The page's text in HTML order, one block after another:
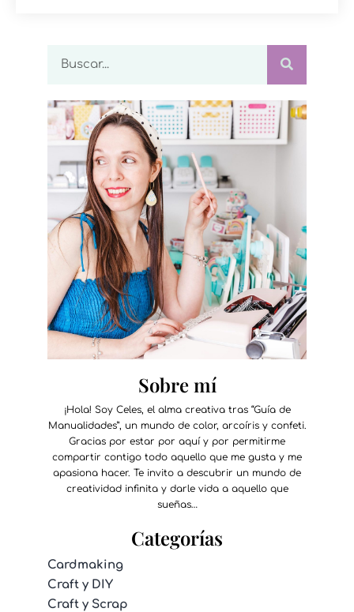
Sobre mí
¡Hola! Soy Celes, el alma creativa tras “Guía de
Manualidades”, un mundo de color, arcoíris y confeti.
Gracias por estar por aquí y por permitirme
compartir contigo todo aquello que me gusta y me
apasiona hacer. Te invito a descubrir un mundo de
creatividad infinita y darle vida a aquello que
sueñas…
Categorías
Cardmaking
Craft y DIY
Craft y Scrap